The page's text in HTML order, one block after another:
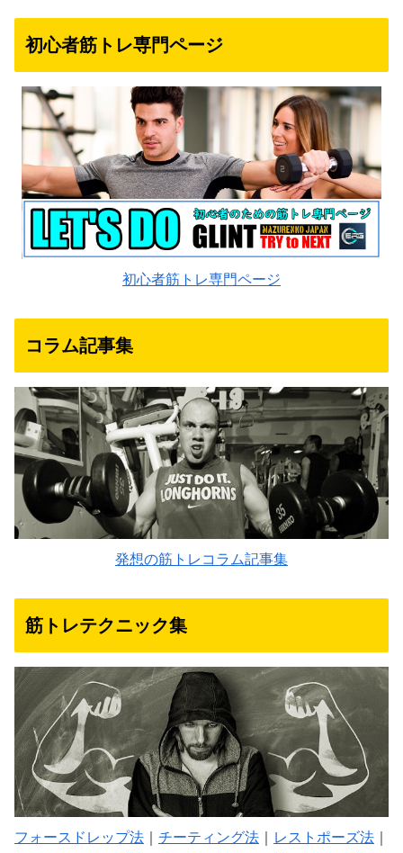
初心者筋トレ専門ページ
初心者筋トレ専門ページ
コラム記事集
発想の筋トレコラム記事集
筋トレテクニック集
フォースドレップ法 チーティング法 レストポーズ法